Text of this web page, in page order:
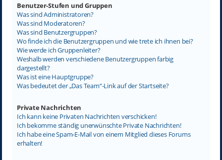
Benutzer-Stufen und Gruppen
Was sind Administratoren?
Was sind Moderatoren?
Was sind Benutzergruppen?
Wo finde ich die Benutzergruppen und wie trete ich ihnen bei?
Wie werde ich Gruppenleiter?
Weshalb werden verschiedene Benutzergruppen farbig
dargestellt?
Was ist eine Hauptgruppe?
Was bedeutet der „Das Team“-Link auf der Startseite?
Private Nachrichten
Ich kann keine Privaten Nachrichten verschicken!
Ich bekomme ständig unerwünschte Private Nachrichten!
Ich habe eine Spam-E-Mail von einem Mitglied dieses Forums
erhalten!